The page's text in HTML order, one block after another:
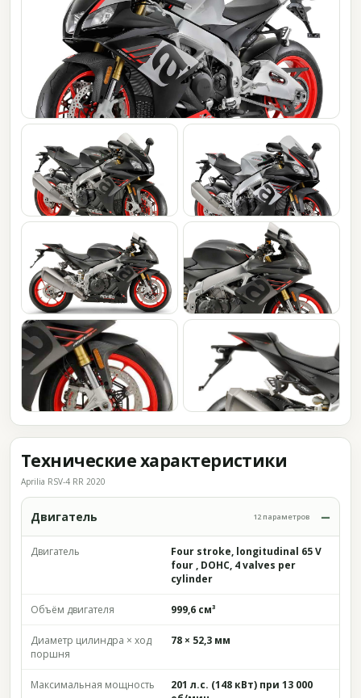
Технические характеристики
Aprilia RSV-4 RR 2020
Двигатель 12 параметров
Двигатель
Four stroke, longitudinal 65 V
four , DOHC, 4 valves per
cylinder
Объём двигателя 999,6 см³
Диаметр цилиндра × ход
поршня
78 × 52,3 мм
Максимальная мощность
201 л.с. (148 кВт) при 13 000